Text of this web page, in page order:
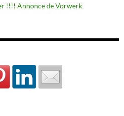
!!!! Annonce de Vorwerk